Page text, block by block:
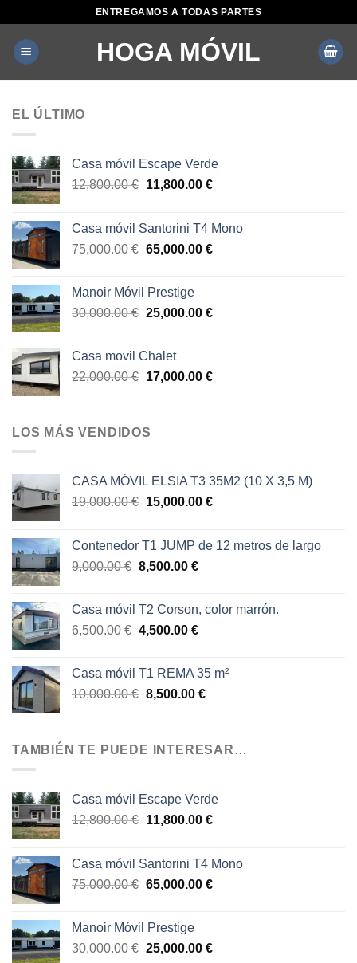
ENTREGAMOS A TODAS PARTES
HOGA MÓVIL
EL ÚLTIMO
Casa móvil Escape Verde
12,800.00€ 11,800.00 €
Casa móvil Santorini T4 Mono
75,000.00€ 65,000.00 €
Manoir Móvil Prestige
30,000.00€ 25,000.00 €
Casa movil Chalet
22,000.00€ 17,000.00 €
LOS MÁS VENDIDOS
CASA MÓVIL ELSIA T3 35M2 (10 X 3,5 M)
19,000.00€ 15,000.00 €
Contenedor T1 JUMP de 12 metros de largo
9,000.00€ 8,500.00 €
Casa móvil T2 Corson, color marrón.
6,500.00€ 4,500.00 €
Casa móvil T1 REMA 35 m²
10,000.00€ 8,500.00 €
TAMBIÉN TE PUEDE INTERESAR…
Casa móvil Escape Verde
12,800.00€ 11,800.00 €
Casa móvil Santorini T4 Mono
75,000.00€ 65,000.00 €
Manoir Móvil Prestige
30,000.00€ 25,000.00 €